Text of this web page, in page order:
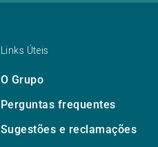
Links Úteis
O Grupo
Perguntas frequentes
Sugestões e reclamações